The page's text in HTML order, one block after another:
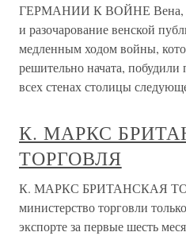
ГЕРМАНИИ К ВОЙНЕ Вена,
и разочарование венской
медленным ходом войны,
решительно начата, побудили
всех стенах столицы
К. МАРКС
ТОРГОВЛЯ
К. МАРКС БРИТАНСКАЯ
министерство торговли
экспорте за первые шесть